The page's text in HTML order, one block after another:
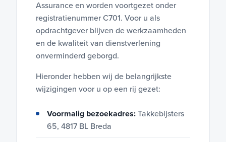
Assurance en worden voortgezet onder
registratienummer C701. Voor u als
opdrachtgever blijven de werkzaamheden
en de kwaliteit van dienstverlening
onverminderd geborgd.
Hieronder hebben wij de belangrijkste
wijzigingen voor u op een rij gezet:
Voormalig bezoekadres: Takkebijsters
65, 4817 BL Breda